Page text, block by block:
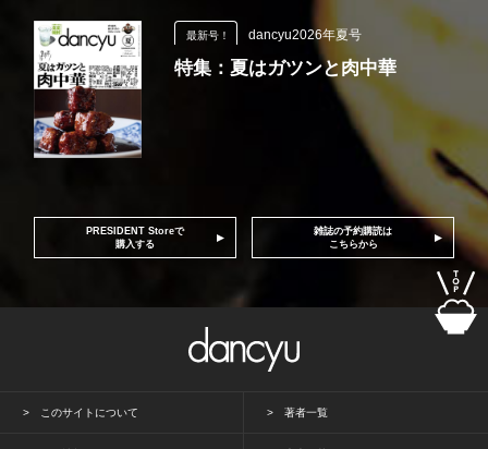
最新号！ dancyu2026年夏号
特集：夏はガツンと肉中華
PRESIDENT Storeで
購入する
雑誌の予約購読は
こちらから
このサイトについて 著者一覧